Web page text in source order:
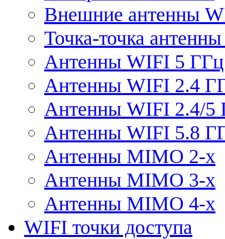
Внешние антенны
Точка-точка
Антенны WIFI 5 ГГц
Антенны WIFI 2.4
Антенны WIFI 2.4/5
Антенны WIFI 5.8
Антенны MIMO 2-x
Антенны MIMO 3-x
Антенны MIMO 4-x
WIFI точки доступа